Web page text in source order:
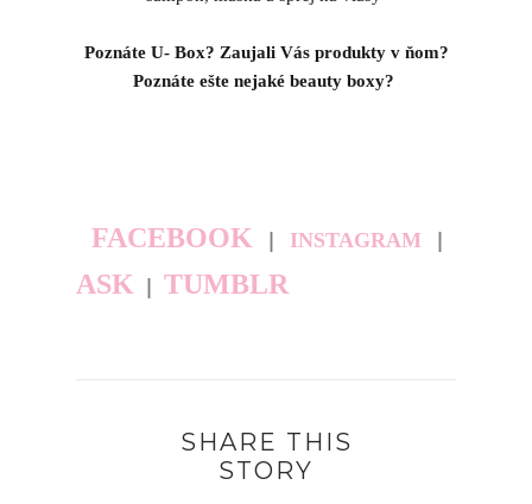
Poznáte U- Box? Zaujali Vás produkty v ňom?
Poznáte ešte nejaké beauty boxy?
FACEBOOK | INSTAGRAM
|
ASK | TUMBLR
SHARE THIS
STORY